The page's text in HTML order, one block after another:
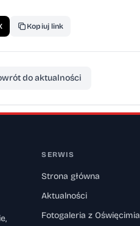
Kopiuj link
do aktualności
SERWIS
Strona główna
Aktualności
Fotogaleria z Oświęcimia